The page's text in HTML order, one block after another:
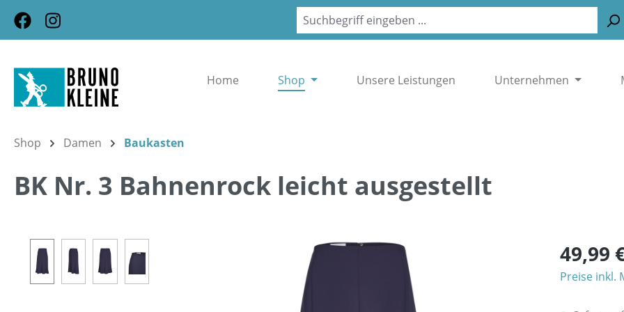
Hauptinhalt springen
Zur Suche springen
Zur Hauptnavigation springen
Home Shop Unsere Leistungen Unternehmen
Shop Damen Baukasten
BK Nr. 3 Bahnenrock leicht ausgestellt
Bildergalerie überspringen 49,99
Preise inkl.